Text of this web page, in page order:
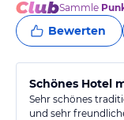
Sammle
Bewerten
Schönes Hotel
Sehr schönes
und sehr